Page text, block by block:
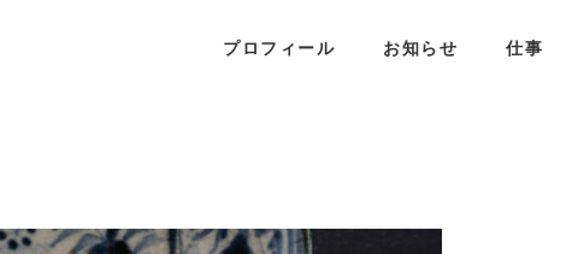
プロフィール お知らせ 仕事